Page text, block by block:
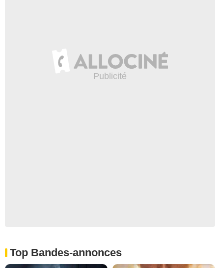
Top Bandes-annonces